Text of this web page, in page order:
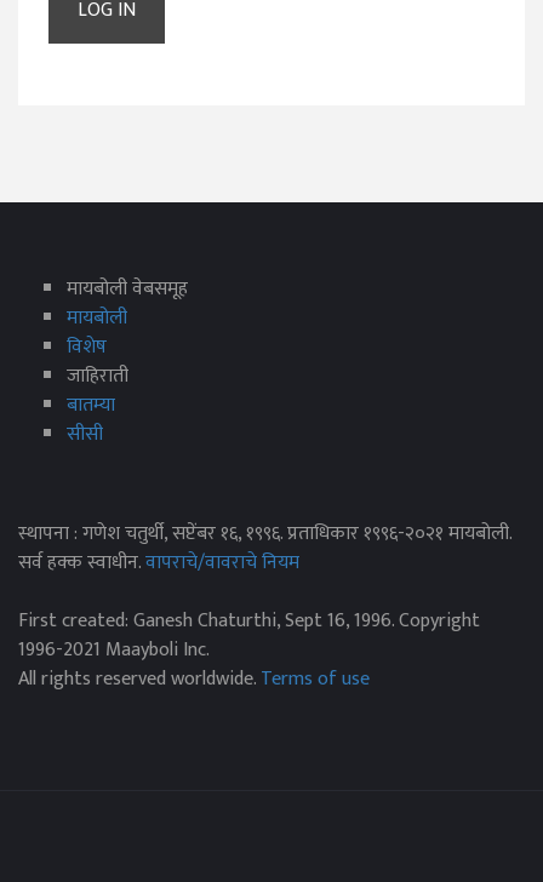
मायबोली वेबसमूह
मायबोली
विशेष
जाहिराती
बातम्या
सीसी
स्थापना : गणेश चतुर्थी, सप्टेंबर १६, १९९६. प्रताधिकार १९९६-२०२१ मायबोली.
सर्व हक्क स्वाधीन.वापराचे/वावराचे नियम
First created: Ganesh Chaturthi, Sept 16, 1996. Copyright
1996-2021 Maayboli Inc.
All rights reserved worldwide.Terms of use